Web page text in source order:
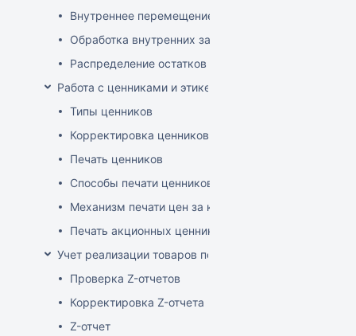
Внутреннее перемещение через накладные (РБ)
Обработка внутренних заказов
Распределение остатков склада по заказам
Работа с ценниками и этикетками
Типы ценников
Корректировка ценников
Печать ценников
Способы печати ценников
Механизм печати цен за килограмм/литр товара
Печать акционных ценников
Учет реализации товаров по кассе
Проверка Z-отчетов
Корректировка Z-отчета
Z-отчет